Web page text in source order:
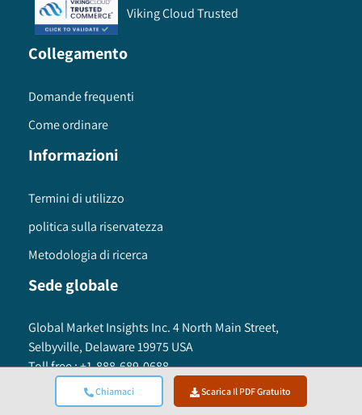
Chiamaci Scarica Il PDF Gratuito
Viking Cloud Trusted
Collegamento
Domande frequenti
Come ordinare
Informazioni
Termini di utilizzo
politica sulla riservatezza
Metodologia di ricerca
Sede globale
Global Market Insights Inc. 4 North Main Street,
Selbyville, Delaware 19975 USA
Toll free :+1-888-689-0688
+1-302-846-7766
APAC :+65-3129-7718